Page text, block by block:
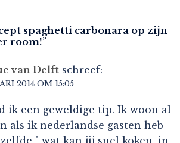
spaghetti carbonara op zijn
room!”
van Delft schreef:
2014 OM 15:05
ik een geweldige tip. Ik woon al
als ik nederlandse gasten heb
" wat kan jij snel koken, in